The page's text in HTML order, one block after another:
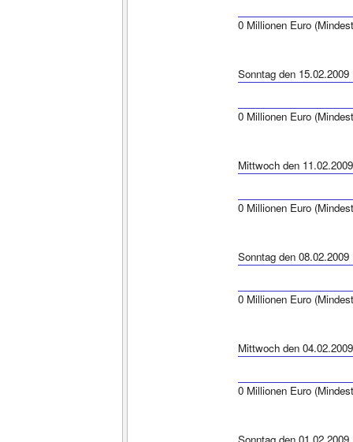
0 Millionen Euro
Sonntag den 15.02.2009
0 Millionen Euro
Mittwoch den 11.02.2009
0 Millionen Euro
Sonntag den 08.02.2009
0 Millionen Euro
Mittwoch den 04.02.2009
0 Millionen Euro